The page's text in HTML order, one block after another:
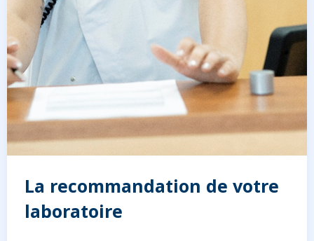
La recommandation de votre
laboratoire